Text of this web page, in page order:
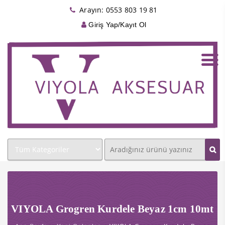
paketleri
panel
Arayın: 0553 803 19 81
Giriş Yap/Kayıt Ol
VIYOLA Grogren Kurdele Beyaz 1cm 10mt